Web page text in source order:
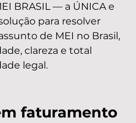
BRASIL — a ÚNICA e
para resolver
de MEI no Brasil,
clareza e total
legal.
faturamento